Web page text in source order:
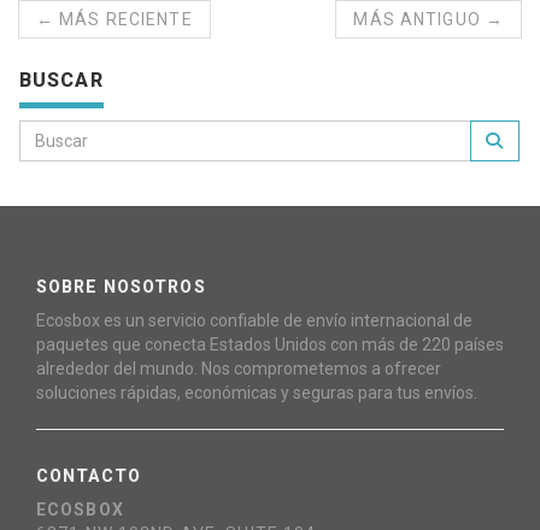
← MÁS RECIENTE MÁS ANTIGUO →
BUSCAR
SOBRE NOSOTROS
Ecosbox es un servicio confiable de envío internacional de
paquetes que conecta Estados Unidos con más de 220 países
alrededor del mundo. Nos comprometemos a ofrecer
soluciones rápidas, económicas y seguras para tus envíos.
CONTACTO
ECOSBOX